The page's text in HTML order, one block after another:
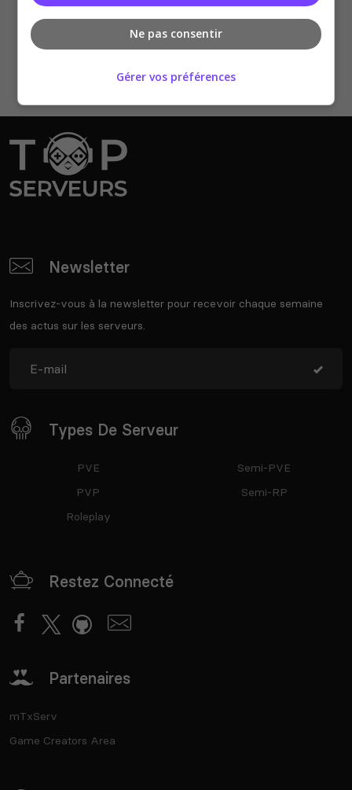
ventes.
Newsletter
Inscrivez-vous à la newsletter pour recevoir chaque semaine
des actus sur les serveurs.
Types De Serveur
PVE
PVP
Roleplay
Semi-PVE
Semi-RP
Restez Connecté
Partenaires
mTxServ
Game Creators Area
Ne pas consentir
Gérer vos préférences